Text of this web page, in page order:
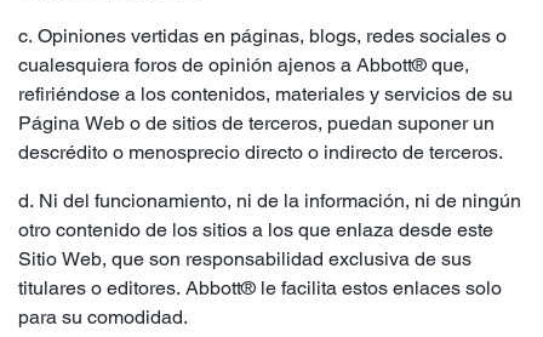
c. Opiniones vertidas en páginas, blogs, redes sociales o
cualesquiera foros de opinión ajenos a Abbott® que,
refiriéndose a los contenidos, materiales y servicios de su
Página Web o de sitios de terceros, puedan suponer un
descrédito o menosprecio directo o indirecto de terceros.
d. Ni del funcionamiento, ni de la información, ni de ningún
otro contenido de los sitios a los que enlaza desde este
Sitio Web, que son responsabilidad exclusiva de sus
titulares o editores. Abbott® le facilita estos enlaces solo
para su comodidad.